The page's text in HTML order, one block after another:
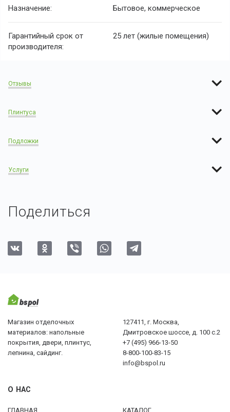
Назначение: Бытовое, коммерческое
Гарантийный срок от
производителя:
25 лет (жилые помещения)
Отзывы
Плинтуса
Подложки
Услуги
Поделиться
Магазин отделочных
материалов: напольные
покрытия, двери, плинтус,
лепнина, сайдинг.
127411, г. Москва,
Дмитровское шоссе, д. 100 с.2
+7 (495) 966-13-50
8-800-100-83-15
info@bspol.ru
О НАС
ГЛАВНАЯ КАТАЛОГ